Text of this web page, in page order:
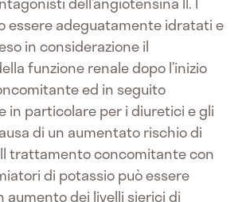
essere adeguatamente idratati e
in considerazione il
funzione renale dopo l’inizio
ed in seguito
in particolare per i diuretici e gli
di un aumentato rischio di
trattamento concomitante con
di potassio può essere
aumento dei livelli sierici di